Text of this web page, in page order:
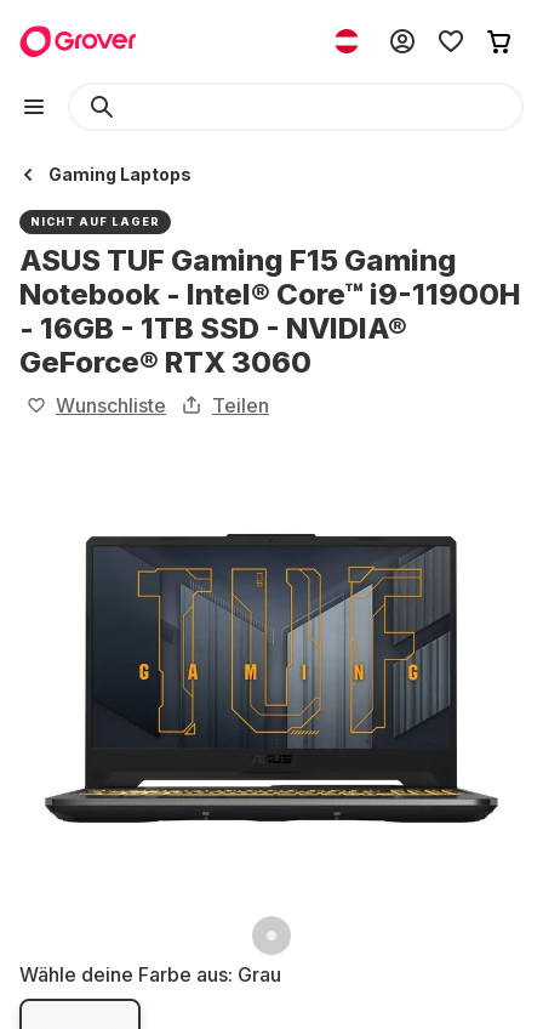
Gaming Laptops
NICHT AUF LAGER
ASUS TUF Gaming F15 Gaming
Notebook - Intel® Core™ i9-11900H
- 16GB - 1TB SSD - NVIDIA®
GeForce® RTX 3060
Wunschliste Teilen
Wähle deine Farbe aus: Grau